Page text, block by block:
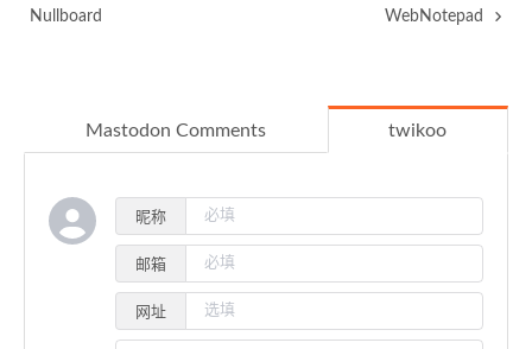
Nullboard
WebNotepad
Mastodon Comments twikoo
昵称
邮箱
网址